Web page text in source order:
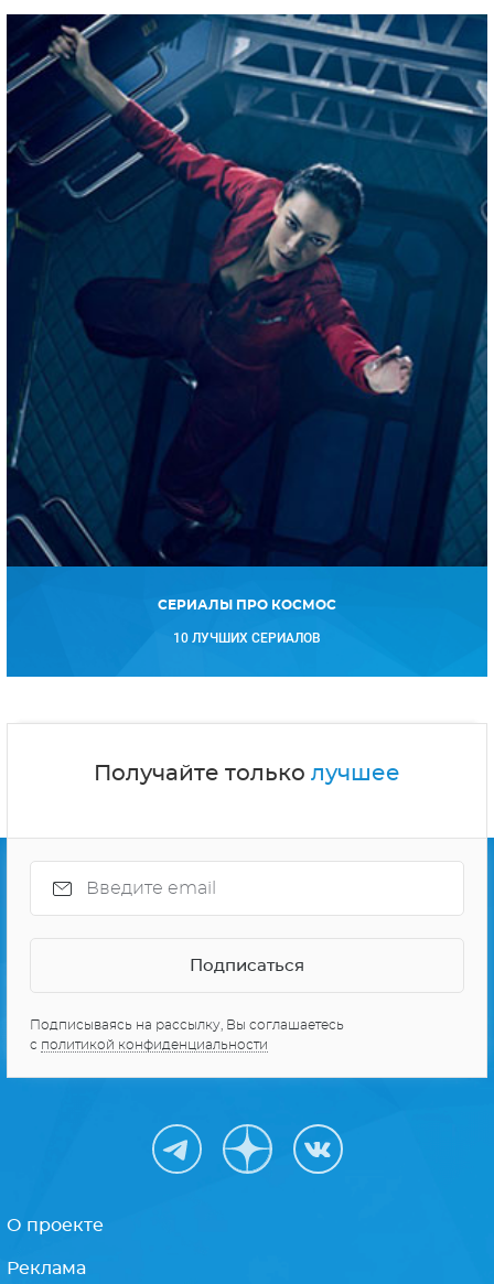
СЕРИАЛЫ ПРО КОСМОС
10 ЛУЧШИХ СЕРИАЛОВ
Получайте только лучшее
Подписываясь на рассылку, Вы соглашаетесь
с политикой конфиденциальности
О проекте
Реклама